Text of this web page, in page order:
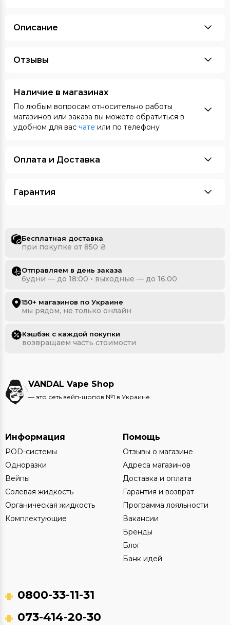
Описание
Отзывы
Наличие в магазинах
По любым вопросам относительно работы
магазинов или заказа вы можете обратиться в
удобном для вас чате или по телефону
Оплата и Доставка
Гарантия
Бесплатная доставка
при покупке от 850 ₴
Отправляем в день заказа
будни — до 18:00 • выходные — до 16:00
150+ магазинов по Украине
мы рядом, не только онлайн
Кэшбэк с каждой покупки
возвращаем часть стоимости
VANDAL Vape Shop
— это сеть вейп-шопов №1 в Украине.
Информация
POD-системы
Одноразки
Вейпы
Солевая жидкость
Органическая жидкость
Комплектующие
Помощь
Отзывы о магазине
Адреса магазинов
Доставка и оплата
Гарантия и возврат
Программа лояльности
Вакансии
Бренды
Блог
Банк идей
0800-33-11-31
073-414-20-30